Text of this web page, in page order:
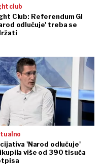
club
Club: Referendum GI
odlučuje' treba se
'Narod odlučuje'
više od 390 tisuća